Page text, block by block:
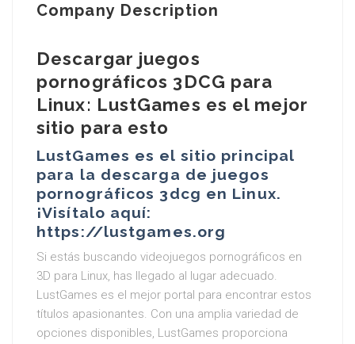
Company Description
Descargar juegos
pornográficos 3DCG para
Linux: LustGames es el mejor
sitio para esto
LustGames es el sitio principal
para la descarga de juegos
pornográficos 3dcg en Linux.
¡Visítalo aquí:
https://lustgames.org
Si estás buscando videojuegos pornográficos en
3D para Linux, has llegado al lugar adecuado.
LustGames es el mejor portal para encontrar estos
títulos apasionantes. Con una amplia variedad de
opciones disponibles, LustGames proporciona